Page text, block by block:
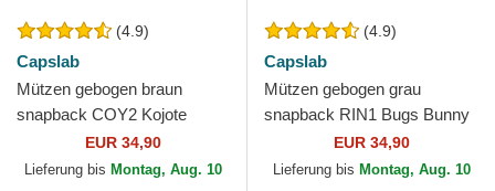
(4.9)
Capslab
Mützen gebogen braun
snapback COY2 Kojote
Looney Tunes von Capslab
EUR 34,90
Lieferung bis Montag, Aug. 10
(4.9)
Capslab
Mützen gebogen grau
snapback RIN1 Bugs Bunny
Looney Tunes von Capslab
EUR 34,90
Lieferung bis Montag, Aug. 10